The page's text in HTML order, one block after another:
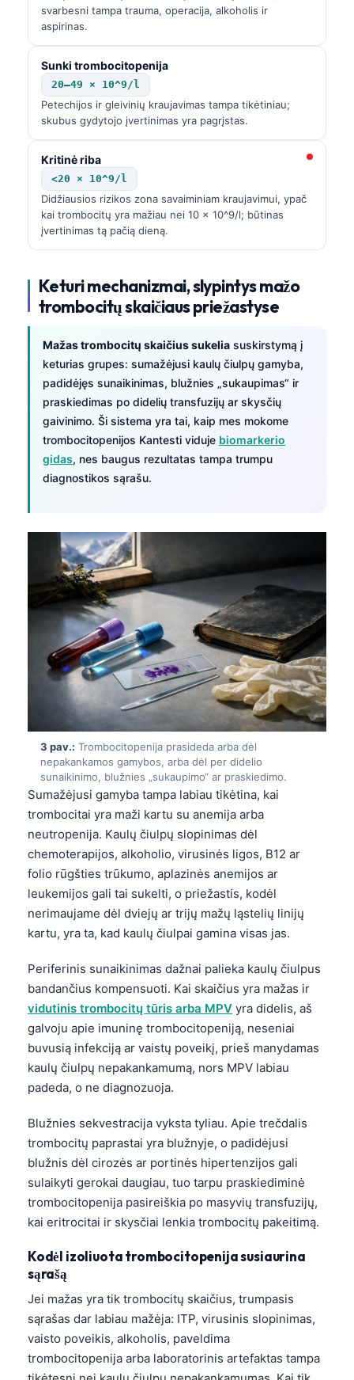
svarbesni tampa trauma, operacija, alkoholis ir
aspirinas.
Sunki trombocitopenija
20–49 × 10^9/l
Petechijos ir gleivinių kraujavimas tampa tikėtiniau;
skubus gydytojo įvertinimas yra pagrįstas.
Kritinė riba
<20 × 10^9/l
Didžiausios rizikos zona savaiminiam kraujavimui, ypač
kai trombocitų yra mažiau nei 10 × 10^9/l; būtinas
įvertinimas tą pačią dieną.
Keturi mechanizmai, slypintys mažo
trombocitų skaičiaus priežastyse
Mažas trombocitų skaičius sukelia suskirstymą į
keturias grupes: sumažėjusi kaulų čiulpų gamyba,
padidėjęs sunaikinimas, blužnies „sukaupimas“ ir
praskiedimas po didelių transfuzijų ar skysčių
gaivinimo. Ši sistema yra tai, kaip mes mokome
trombocitopenijos Kantesti viduje biomarkerio
gidas, nes baugus rezultatas tampa trumpu
diagnostikos sąrašu.
3 pav.: Trombocitopenija prasideda arba dėl
nepakankamos gamybos, arba dėl per didelio
sunaikinimo, blužnies „sukaupimo“ ar praskiedimo.
Sumažėjusi gamyba tampa labiau tikėtina, kai
trombocitai yra maži kartu su anemija arba
neutropenija. Kaulų čiulpų slopinimas dėl
chemoterapijos, alkoholio, virusinės ligos, B12 ar
folio rūgšties trūkumo, aplazinės anemijos ar
leukemijos gali tai sukelti, o priežastis, kodėl
nerimaujame dėl dviejų ar trijų mažų ląstelių linijų
kartu, yra ta, kad kaulų čiulpai gamina visas jas.
Periferinis sunaikinimas dažnai palieka kaulų čiulpus
bandančius kompensuoti. Kai skaičius yra mažas ir
vidutinis trombocitų tūris arba MPV yra didelis, aš
galvoju apie imuninę trombocitopeniją, neseniai
buvusią infekciją ar vaistų poveikį, prieš manydamas
kaulų čiulpų nepakankamumą, nors MPV labiau
padeda, o ne diagnozuoja.
Blužnies sekvestracija vyksta tyliau. Apie trečdalis
trombocitų paprastai yra blužnyje, o padidėjusi
blužnis dėl cirozės ar portinės hipertenzijos gali
sulaikyti gerokai daugiau, tuo tarpu praskiediminė
trombocitopenija pasireiškia po masyvių transfuzijų,
kai eritrocitai ir skysčiai lenkia trombocitų pakeitimą.
Kodėl izoliuota trombocitopenija susiaurina
sąrašą
Jei mažas yra tik trombocitų skaičius, trumpasis
sąrašas dar labiau mažėja: ITP, virusinis slopinimas,
vaisto poveikis, alkoholis, paveldima
trombocitopenija arba laboratorinis artefaktas tampa